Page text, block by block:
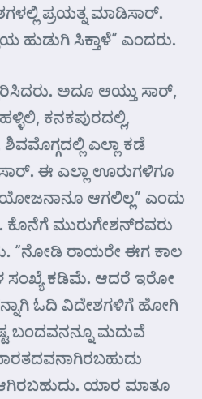
ಪ್ರಯತ್ನ ಮಾಡಿಸಾರ್.
ಹುಡುಗಿ ಸಿಕ್ತಾಳೆ” ಎಂದರು.
ಅದೂ ಆಯ್ತು ಸಾರ್,
ಕನಕಪುರದಲ್ಲಿ,
ಎಲ್ಲಾ ಕಡೆ
ಈ ಎಲ್ಲಾ ಊರುಗಳಿಗೂ
ಆಗಲಿಲ್ಲ” ಎಂದು
ಕೊನೆಗೆ ಮುರುಗೇಶನ್‌ರವರು
“ನೋಡಿ ರಾಯರೇ ಈಗ ಕಾಲ
ಸಂಖ್ಯೆ ಕಡಿಮೆ. ಆದರೆ ಇರೋ
ಓದಿ ವಿದೇಶಗಳಿಗೆ ಹೋಗಿ
ಬಂದವನನ್ನೂ ಮದುವೆ
ಯಾರ ಮಾತೂ